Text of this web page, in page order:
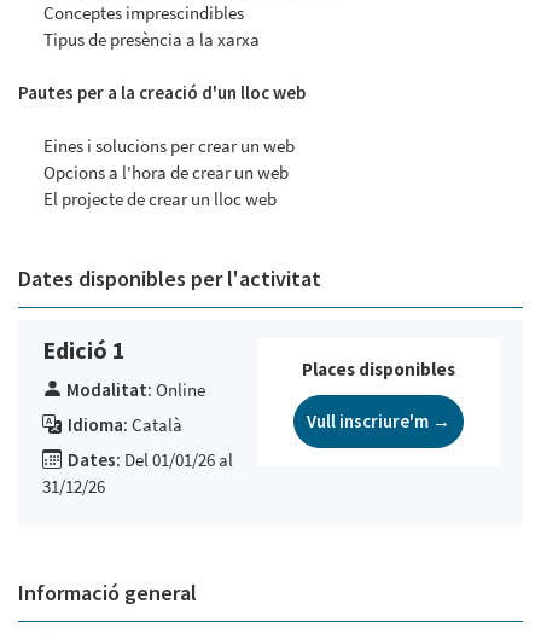
Conceptes imprescindibles
Tipus de presència a la xarxa
Pautes per a la creació d'un lloc web
Eines i solucions per crear un web
Opcions a l'hora de crear un web
El projecte de crear un lloc web
Dates disponibles per l'activitat
Edició 1
Modalitat: Online
Idioma: Català
Dates: Del 01/01/26 al
31/12/26
Places disponibles
Vull inscriure'm →
Informació general